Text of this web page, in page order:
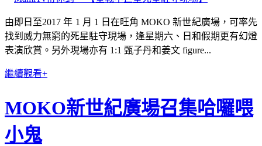
由即日至2017 年 1 月 1 日在旺角 MOKO 新世紀廣場，可率先
找到威力無窮的死星駐守現場，逢星期六、日和假期更有幻燈
表演欣賞。另外現場亦有 1:1 甄子丹和姜文 figure...
繼續觀看+
MOKO新世紀廣場召集哈囉喂
小鬼